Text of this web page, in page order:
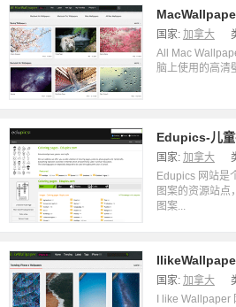
国家: 加拿大
All Mac
脑上使用的高清
Edupics-儿童
国家: 加拿大
Edupics 网站是
图案的资源站点
图案...
国家: 加拿大
I like